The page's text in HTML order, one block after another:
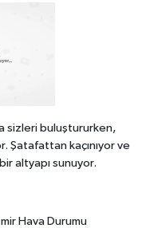
sizleri buluştururken,
Şatafattan kaçınıyor ve
altyapı sunuyor.
Hava Durumu